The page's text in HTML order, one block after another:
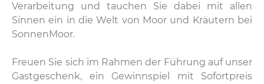
Verarbeitung und tauchen Sie dabei mit allen
Sinnen ein in die Welt von Moor und Kräutern bei
SonnenMoor.
Freuen Sie sich im Rahmen der Führung auf unser
Gastgeschenk, ein Gewinnspiel mit Sofortpreis